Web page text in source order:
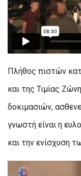
Πλήθος πιστών
και της Τιμίας
δοκιμασιών,
γνωστή είναι η
και την ενίσχυση